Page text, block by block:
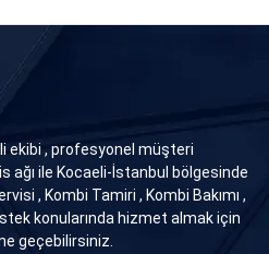
ekibi , profesyonel müşteri
ağı ile Kocaeli-İstanbul bölgesinde
, Kombi Tamiri , Kombi Bakımı ,
konularında hizmet almak için
geçebilirsiniz.